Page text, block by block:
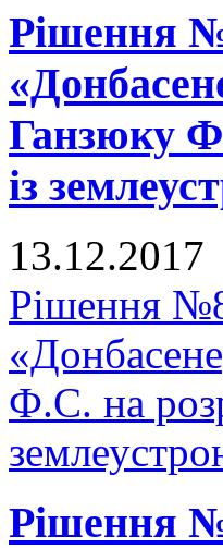
Рішення
Ганзюку
із
13.12.2017
Рішення
Ф.С. на
Рішення